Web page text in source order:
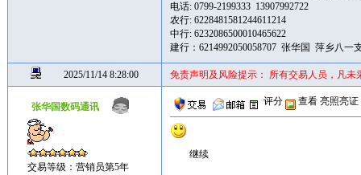
电话: 0799-2199333 13907992722
农行: 6228481581244611214
中行: 6232086500010465622
建行：6214992050058707 张华国 萍乡八一
2025/11/14 8:28:00 免责声明及风险提示： 所有交易人员，凡
张华国数码通讯
交易等级：营销员第5年
评分 查看 亮照亮证
继续